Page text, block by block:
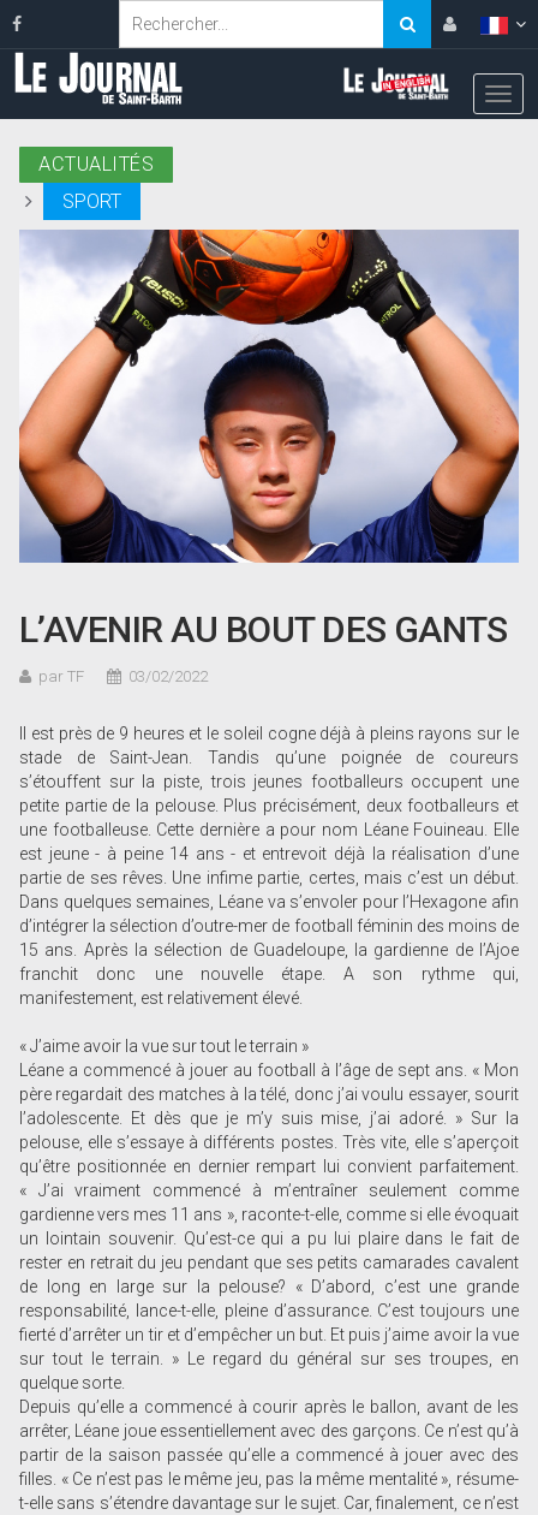
ACTUALITÉS
SPORT
L’AVENIR AU BOUT DES GANTS
par TF 03/02/2022
Il est près de 9 heures et le soleil cogne déjà à pleins rayons sur le
stade de Saint-Jean. Tandis qu’une poignée de coureurs
s’étouffent sur la piste, trois jeunes footballeurs occupent une
petite partie de la pelouse. Plus précisément, deux footballeurs et
une footballeuse. Cette dernière a pour nom Léane Fouineau. Elle
est jeune - à peine 14 ans - et entrevoit déjà la réalisation d’une
partie de ses rêves. Une infime partie, certes, mais c’est un début.
Dans quelques semaines, Léane va s’envoler pour l’Hexagone afin
d’intégrer la sélection d’outre-mer de football féminin des moins de
15 ans. Après la sélection de Guadeloupe, la gardienne de l’Ajoe
franchit donc une nouvelle étape. A son rythme qui,
manifestement, est relativement élevé.
« J’aime avoir la vue sur tout le terrain »
Léane a commencé à jouer au football à l’âge de sept ans. « Mon
père regardait des matches à la télé, donc j’ai voulu essayer, sourit
l’adolescente. Et dès que je m’y suis mise, j’ai adoré. » Sur la
pelouse, elle s’essaye à différents postes. Très vite, elle s’aperçoit
qu’être positionnée en dernier rempart lui convient parfaitement.
« J’ai vraiment commencé à m’entraîner seulement comme
gardienne vers mes 11 ans », raconte-t-elle, comme si elle évoquait
un lointain souvenir. Qu’est-ce qui a pu lui plaire dans le fait de
rester en retrait du jeu pendant que ses petits camarades cavalent
de long en large sur la pelouse? « D’abord, c’est une grande
responsabilité, lance-t-elle, pleine d’assurance. C’est toujours une
fierté d’arrêter un tir et d’empêcher un but. Et puis j’aime avoir la vue
sur tout le terrain. » Le regard du général sur ses troupes, en
quelque sorte.
Depuis qu’elle a commencé à courir après le ballon, avant de les
arrêter, Léane joue essentiellement avec des garçons. Ce n’est qu’à
partir de la saison passée qu’elle a commencé à jouer avec des
filles. « Ce n’est pas le même jeu, pas la même mentalité », résume-
t-elle sans s’étendre davantage sur le sujet. Car, finalement, ce n’est